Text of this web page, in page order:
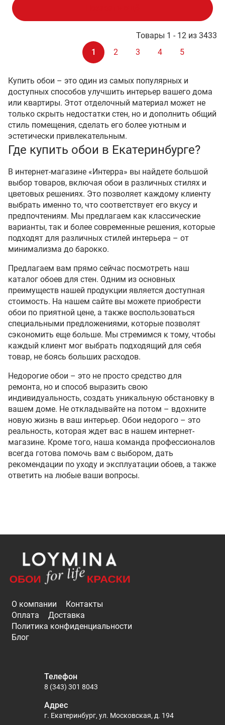
Товары 1 - 12 из 3433
1
2 3 4 5
Купить обои – это один из самых популярных и
доступных способов улучшить интерьер вашего дома
или квартиры. Этот отделочный материал может не
только скрыть недостатки стен, но и дополнить общий
стиль помещения, сделать его более уютным и
эстетически привлекательным.
Где купить обои в Екатеринбурге?
В интернет-магазине «Интерра» вы найдете большой
выбор товаров, включая обои в различных стилях и
цветовых решениях. Это позволяет каждому клиенту
выбрать именно то, что соответствует его вкусу и
предпочтениям. Мы предлагаем как классические
варианты, так и более современные решения, которые
подходят для различных стилей интерьера – от
минимализма до барокко.
Предлагаем вам прямо сейчас посмотреть наш
каталог обоев для стен. Одним из основных
преимуществ нашей продукции является доступная
стоимость. На нашем сайте вы можете приобрести
обои по приятной цене, а также воспользоваться
специальными предложениями, которые позволят
сэкономить еще больше. Мы стремимся к тому, чтобы
каждый клиент мог выбрать подходящий для себя
товар, не боясь больших расходов.
Недорогие обои – это не просто средство для
ремонта, но и способ выразить свою
индивидуальность, создать уникальную обстановку в
вашем доме. Не откладывайте на потом – вдохните
новую жизнь в ваш интерьер. Обои недорого – это
реальность, которая ждет вас в нашем интернет-
магазине. Кроме того, наша команда профессионалов
всегда готова помочь вам с выбором, дать
рекомендации по уходу и эксплуатации обоев, а также
ответить на любые ваши вопросы.
О компании
Контакты
Оплата
Доставка
Политика конфиденциальности
Блог
Телефон
8 (343) 301 8043
Адрес
г. Екатеринбург, ул. Московская, д. 194